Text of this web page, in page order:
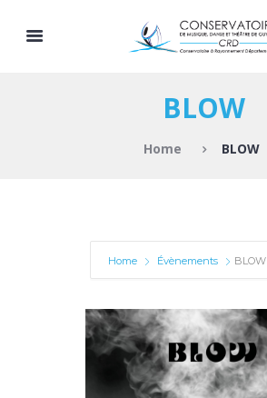
BLOW
Home BLOW
Home Évènements BLOW